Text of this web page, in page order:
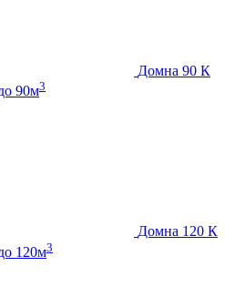
Домна 90 К
90м3
Домна 120 К
120м3